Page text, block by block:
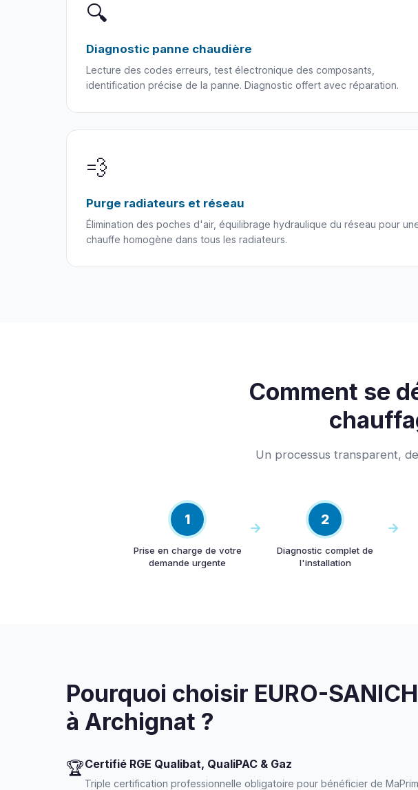
🔍
Diagnostic panne chaudière
Lecture des codes erreurs, test électronique des composants,
identification précise de la panne. Diagnostic offert avec réparation.
💨
Purge radiateurs et réseau
Élimination des poches d'air, équilibrage hydraulique du réseau pour
chauffe homogène dans tous les radiateurs.
Comment se
Un processus transparent,
1
Prise en charge de votre
demande urgente
2
Diagnostic complet de
l'installation
Pourquoi choisir EURO-
à Archignat ?
🏆Certifié RGE Qualibat, QualiPAC & Gaz
Triple certification professionnelle obligatoire pour bénéficier de